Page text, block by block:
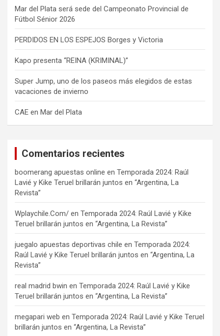
Mar del Plata será sede del Campeonato Provincial de
Fútbol Sénior 2026
PERDIDOS EN LOS ESPEJOS Borges y Victoria
Kapo presenta “REINA (KRIMINAL)”
Super Jump, uno de los paseos más elegidos de estas
vacaciones de invierno
CAE en Mar del Plata
Comentarios recientes
boomerang apuestas online en Temporada 2024: Raúl
Lavié y Kike Teruel brillarán juntos en “Argentina, La
Revista”
Wplaychile.Com/ en Temporada 2024: Raúl Lavié y Kike
Teruel brillarán juntos en “Argentina, La Revista”
juegalo apuestas deportivas chile en Temporada 2024:
Raúl Lavié y Kike Teruel brillarán juntos en “Argentina, La
Revista”
real madrid bwin en Temporada 2024: Raúl Lavié y Kike
Teruel brillarán juntos en “Argentina, La Revista”
megapari web en Temporada 2024: Raúl Lavié y Kike Teruel
brillarán juntos en “Argentina, La Revista”